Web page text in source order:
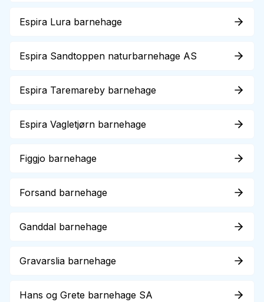
Espira Lura barnehage
Espira Sandtoppen naturbarnehage AS
Espira Taremareby barnehage
Espira Vagletjørn barnehage
Figgjo barnehage
Forsand barnehage
Ganddal barnehage
Gravarslia barnehage
Hans og Grete barnehage SA